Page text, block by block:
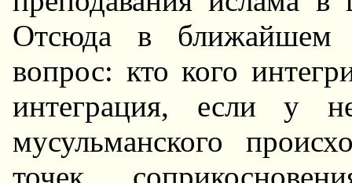
Отсюда в ближайшем
вопpос: кто кого
интегpация, если у
мусульманского